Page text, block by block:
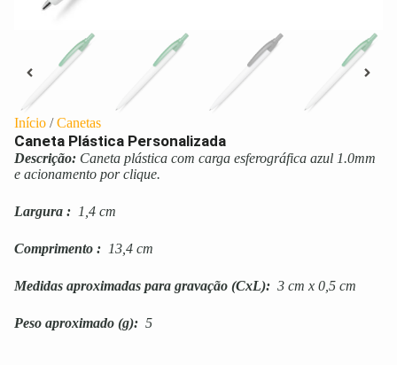
Início /Canetas
Caneta Plástica Personalizada
Descrição: Caneta plástica com carga esferográfica azul 1.0mm
e acionamento por clique.
Largura : 1,4 cm
Comprimento : 13,4 cm
Medidas aproximadas para gravação (CxL): 3 cm x 0,5 cm
Peso aproximado (g): 5